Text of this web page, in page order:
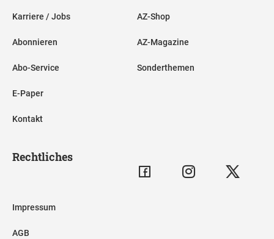
Karriere / Jobs
Abonnieren
Abo-Service
E-Paper
Kontakt
AZ-Shop
AZ-Magazine
Sonderthemen
Rechtliches
Impressum
AGB